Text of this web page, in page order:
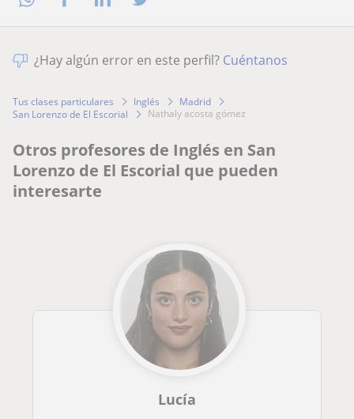
¿Hay algún error en este perfil? Cuéntanos
Tus clases particulares Inglés
Madrid
San Lorenzo de El Escorial
nathaly acosta gómez
Otros profesores de Inglés en San
Lorenzo de El Escorial que pueden
interesarte
Lucía